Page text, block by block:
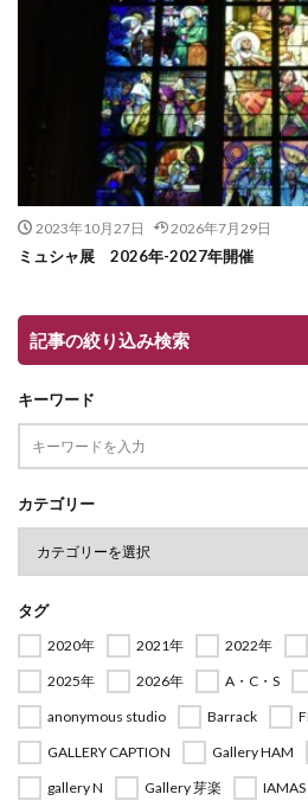
2023年10月27日 2026年7月29日
ミュシャ展 2026年-2027年開催
記事の絞り込み検索
キーワード
カテゴリー
タグ
2020年 2021年 2022年
2025年
2026年 A・C・S
anonymous studio
Barrack
GALLERY CAPTION
Gallery HAM
gallery N
Gallery 芽楽 IAMAS